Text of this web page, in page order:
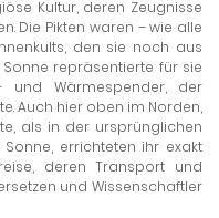
Kultur, deren Zeugnisse
Die Pikten waren – wie alle
den sie noch aus
repräsentierte für sie
und Wärmespender, der
Auch hier oben im Norden,
als in der ursprünglichen
errichteten ihr exakt
deren Transport und
und Wissenschaftler